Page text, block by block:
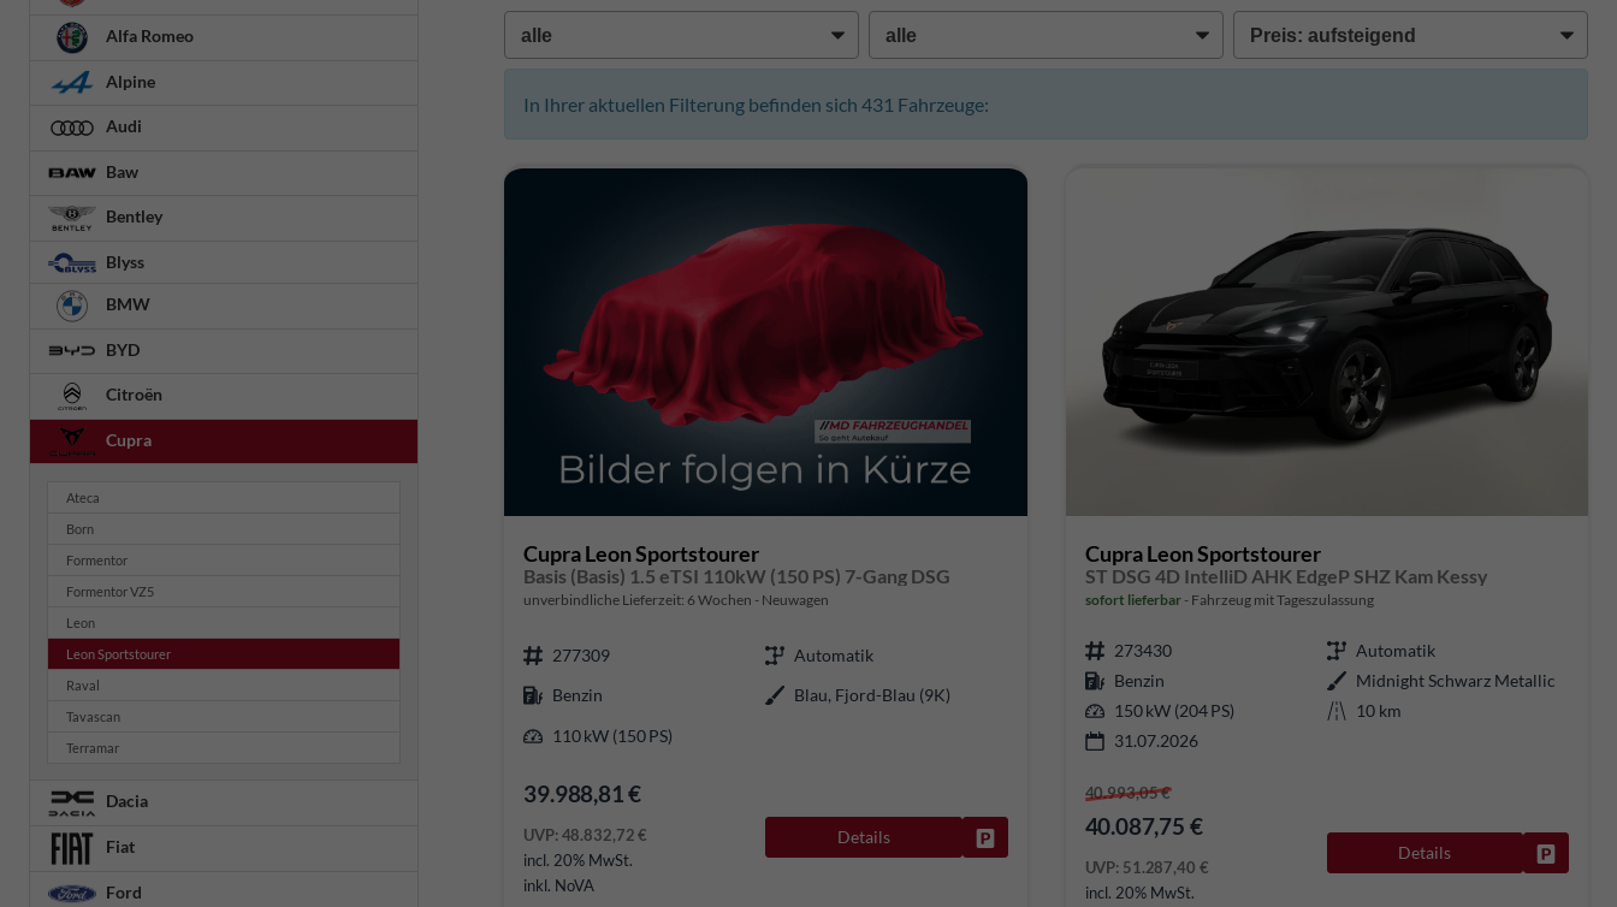
In Ihrer aktuellen Filterung befinden sich431 Fahrzeuge:
Cupra Leon Sportstourer
Basis (Basis) 1.5 eTSI 110kW (150 PS) 7-Gang DSG
unverbindliche Lieferzeit: 6 Wochen Neuwagen
277309
Automatik
Benzin
Blau, Fjord-Blau (9K)
110 kW (150 PS)
39.988,81 €
UVP:48.832,72 €
incl. 20% MwSt.
inkl. NoVA
Details Fahrzeug parken
Cupra Leon Sportstourer
ST DSG 4D IntelliD AHK EdgeP SHZ Kam Kessy
sofort lieferbar Fahrzeug mit Tageszulassung
273430
Automatik
Benzin
Midnight Schwarz Metallic
150 kW (204 PS)
10 km
31.07.2026
40.993,05 €
40.087,75 €
UVP: 51.287,40 €
incl. 20% MwSt.
Details
Alfa Romeo
Alpine
Audi
Baw
Bentley
Blyss
BMW
BYD
Citroën
Cupra
Ateca
Born
Formentor
Formentor VZ5
Leon
Leon Sportstourer
Raval
Tavascan
Terramar
Dacia
Fiat
Ford